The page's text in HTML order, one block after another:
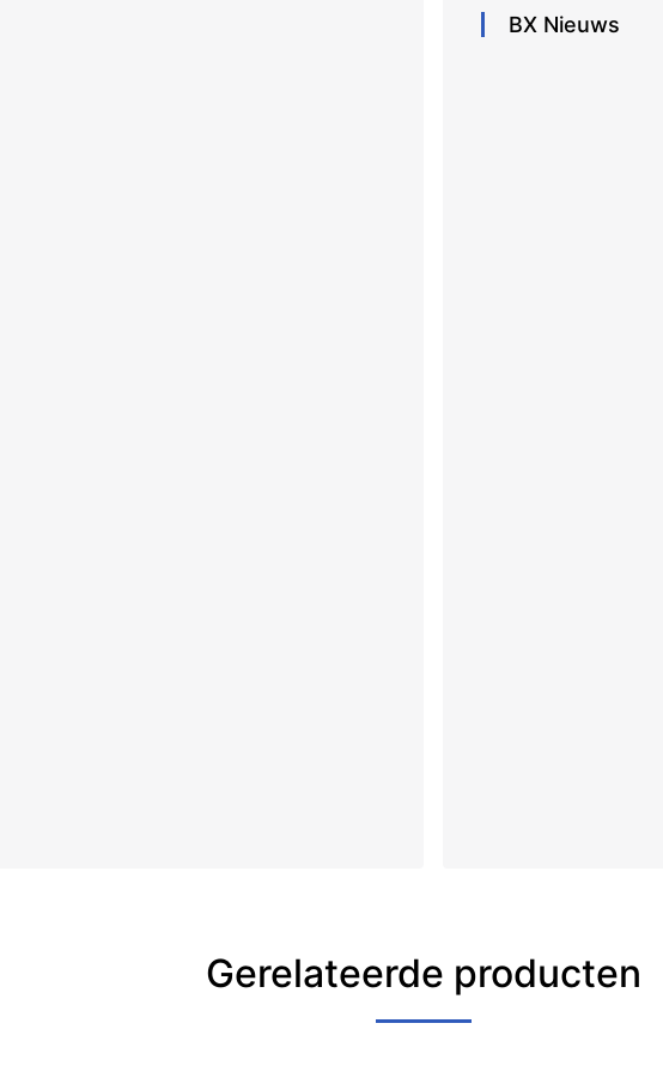
BX Nieuws
Gerelateerde producten